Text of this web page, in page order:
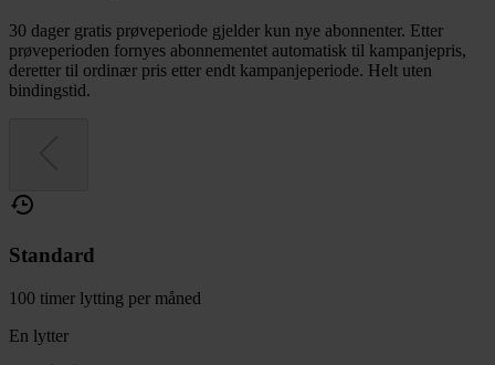
30 dager gratis prøveperiode gjelder kun nye abonnenter. Etter
prøveperioden fornyes abonnementet automatisk til kampanjepris,
deretter til ordinær pris etter endt kampanjeperiode. Helt uten
bindingstid.
Standard
100 timer lytting per måned
En lytter